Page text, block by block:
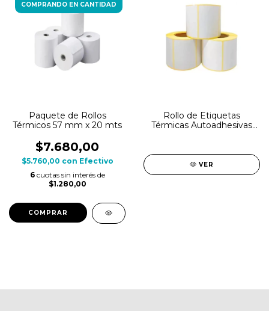
COMPRANDO EN CANTIDAD
Paquete de Rollos
Térmicos 57 mm x 20 mts
$7.680,00
$5.760,00 con Efectivo
6 cuotas sin interés de
$1.280,00
Rollo de Etiquetas
Térmicas Autoadhesivas
VER